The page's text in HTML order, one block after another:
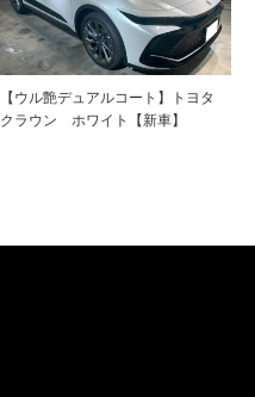
【ウル艶デュアルコート】トヨタ
クラウン ホワイト【新車】